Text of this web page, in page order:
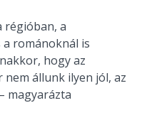
régióban, a
a románoknál is
hogy az
állunk ilyen jól, az
magyarázta